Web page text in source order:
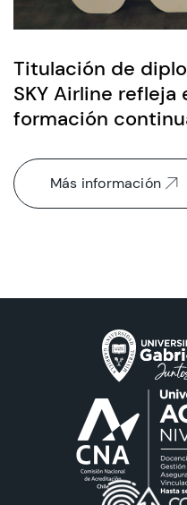
Titulación de
SKY Airline refleja
formación
Más información